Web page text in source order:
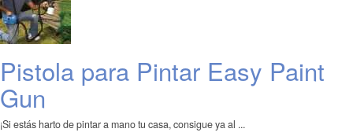
Pistola para Pintar Easy Paint
Gun
¡Si estás harto de pintar a mano tu casa, consigue ya al ...